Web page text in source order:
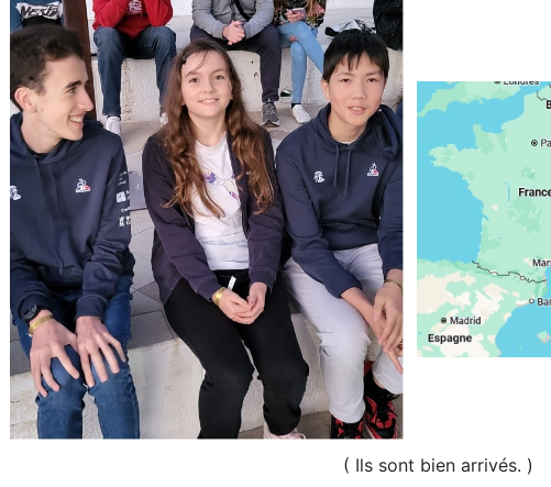
( Ils sont bien arrivés. )